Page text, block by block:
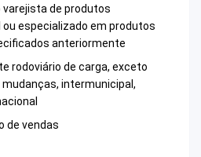
varejista de produtos
especializado em produtos
anteriormente
rodoviário de carga, exceto
intermunicipal,
de vendas